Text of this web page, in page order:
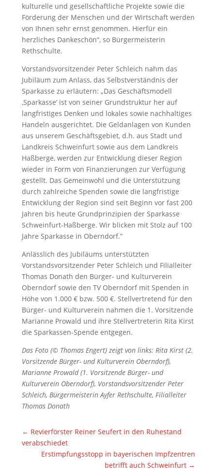
kulturelle und gesellschaftliche Projekte sowie die
Förderung der Menschen und der Wirtschaft werden
von Ihnen sehr ernst genommen. Hierfür ein
herzliches Dankeschön“, so Bürgermeisterin
Rethschulte.
Vorstandsvorsitzender Peter Schleich nahm das
Jubiläum zum Anlass, das Selbstverständnis der
Sparkasse zu erläutern: „Das Geschäftsmodell
‚Sparkasse‘ ist von seiner Grundstruktur her auf
langfristiges Denken und lokales sowie nachhaltiges
Handeln ausgerichtet. Die Geldanlagen von Kunden
aus unserem Geschäftsgebiet, d.h. aus Stadt und
Landkreis Schweinfurt sowie aus dem Landkreis
Haßberge, werden zur Entwicklung dieser Region
wieder in Form von Finanzierungen zur Verfügung
gestellt. Das Gemeinwohl und die Unterstützung
durch zahlreiche Spenden sowie die langfristige
Entwicklung der Region sind seit Beginn vor fast 200
Jahren bis heute Grundprinzipien der Sparkasse
Schweinfurt-Haßberge. Wir blicken mit Stolz auf 100
Jahre Sparkasse in Oberndorf.“
Anlässlich des Jubiläums unterstützten
Vorstandsvorsitzender Peter Schleich und Filialleiter
Thomas Donath den Bürger- und Kulturverein
Oberndorf sowie den TV Oberndorf mit Spenden in
Höhe von 1.000 € bzw. 500 €. Stellvertretend für den
Bürger- und Kulturverein nahmen die 1. Vorsitzende
Marianne Prowald und ihre Stellvertreterin Rita Kirst
die Sparkassen-Spende entgegen.
Das Foto (© Thomas Engert) zeigt von links: Rita Kirst (2.
Vorsitzende Bürger- und Kulturverein Oberndorf),
Marianne Prowald (1. Vorsitzende Bürger- und
Kulturverein Oberndorf), Vorstandsvorsitzender Peter
Schleich, Bürgermeisterin Ayfer Rethschulte, Filialleiter
Thomas Donath
← Revierförster Reiner Seufert in den Ruhestand
verabschiedet
Erstimpfungsstopp in bayerischen Impfzentren
betrifft auch Schweinfurt →